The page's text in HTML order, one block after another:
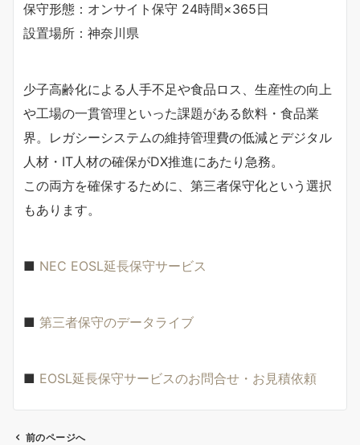
保守形態：オンサイト保守 24時間×365日
設置場所：神奈川県
少子高齢化による人手不足や食品ロス、生産性の向上
や工場の一貫管理といった課題がある飲料・食品業
界。レガシーシステムの維持管理費の低減とデジタル
人材・IT人材の確保がDX推進にあたり急務。
この両方を確保するために、第三者保守化という選択
もあります。
■ NEC EOSL延長保守サービス
■ 第三者保守のデータライブ
■ EOSL延長保守サービスのお問合せ・お見積依頼
前のページへ